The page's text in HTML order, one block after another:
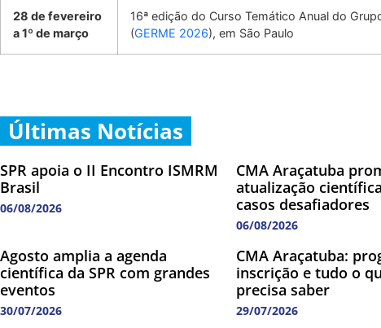
28 de fevereiro
a 1º de março
16ª edição do Curso Temático Anual do
(GERME 2026), em São Paulo
Últimas Notícias
SPR apoia o II Encontro ISMRM
Brasil
06/08/2026
CMA Araçatuba
atualização
casos desafiadores
06/08/2026
Agosto amplia a agenda
científica da SPR com grandes
eventos
30/07/2026
CMA Araçatuba:
inscrição e tudo o
precisa saber
29/07/2026